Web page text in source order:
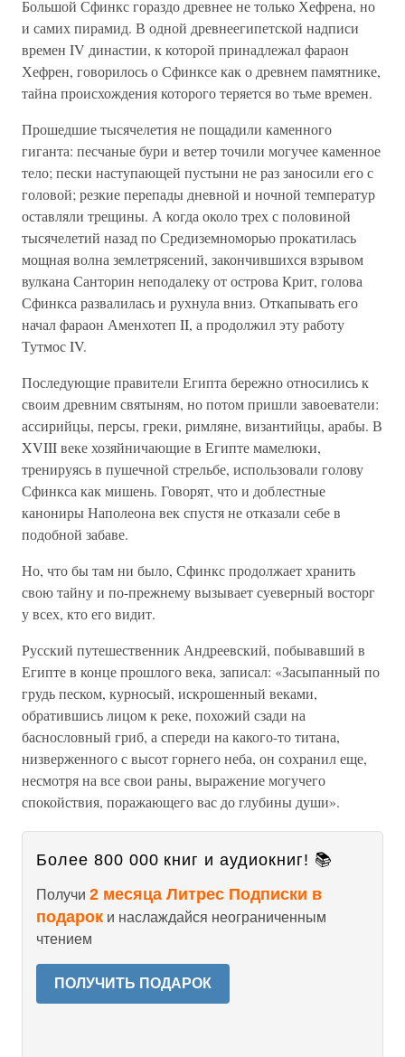
Большой Сфинкс гораздо древнее не только Хефрена, но
и самих пирамид. В одной древнеегипетской надписи
времен IV династии, к которой принадлежал фараон
Хефрен, говорилось о Сфинксе как о древнем памятнике,
тайна происхождения которого теряется во тьме времен.
Прошедшие тысячелетия не пощадили каменного
гиганта: песчаные бури и ветер точили могучее каменное
тело; пески наступающей пустыни не раз заносили его с
головой; резкие перепады дневной и ночной температур
оставляли трещины. А когда около трех с половиной
тысячелетий назад по Средиземноморью прокатилась
мощная волна землетрясений, закончившихся взрывом
вулкана Санторин неподалеку от острова Крит, голова
Сфинкса развалилась и рухнула вниз. Откапывать его
начал фараон Аменхотеп II, а продолжил эту работу
Тутмос IV.
Последующие правители Египта бережно относились к
своим древним святыням, но потом пришли завоеватели:
ассирийцы, персы, греки, римляне, византийцы, арабы. В
XVIII веке хозяйничающие в Египте мамелюки,
тренируясь в пушечной стрельбе, использовали голову
Сфинкса как мишень. Говорят, что и доблестные
канониры Наполеона век спустя не отказали себе в
подобной забаве.
Но, что бы там ни было, Сфинкс продолжает хранить
свою тайну и по-прежнему вызывает суеверный восторг
у всех, кто его видит.
Русский путешественник Андреевский, побывавший в
Египте в конце прошлого века, записал: «Засыпанный по
грудь песком, курносый, искрошенный веками,
обратившись лицом к реке, похожий сзади на
баснословный гриб, а спереди на какого-то титана,
низверженного с высот горнего неба, он сохранил еще,
несмотря на все свои раны, выражение могучего
спокойствия, поражающего вас до глубины души».
Более 800 000 книг и аудиокниг! 📚
Получи 2 месяца Литрес Подписки в
подарок и наслаждайся неограниченным
чтением
ПОЛУЧИТЬ ПОДАРОК